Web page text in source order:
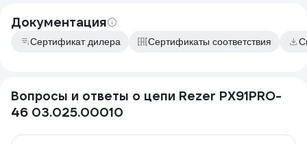
Документация
Сертификат дилера Сертификаты соответствия
Вопросы и ответы о цепи Rezer PX91PRO-
46 03.025.00010